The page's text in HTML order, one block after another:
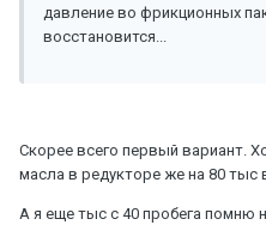
давление во фрикционных
восстановится...
Скорее всего первый вариант.
масла в редукторе же на 80 тыс
А я еще тыс с 40 пробега помню